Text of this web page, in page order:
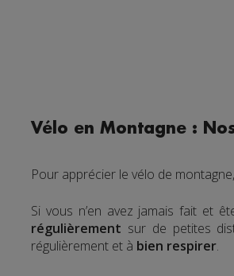
Vélo en Montagne :
Pour apprécier le vélo de
Si vous n’en avez jamais fait et
régulièrement sur de petites
régulièrement et à bien respirer.